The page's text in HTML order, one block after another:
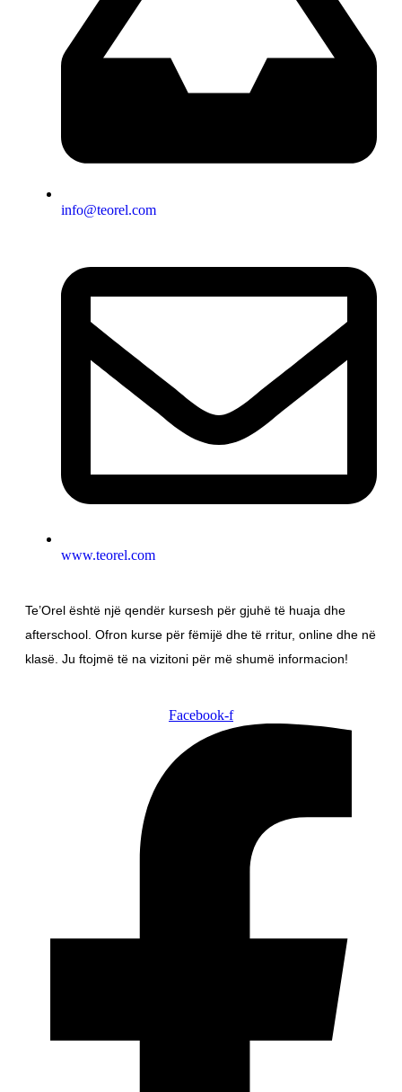
info@teorel.com
www.teorel.com
Te’Orel është një qendër kursesh për gjuhë të huaja dhe
afterschool. Ofron kurse për fëmijë dhe të rritur, online dhe në
klasë. Ju ftojmë të na vizitoni për më shumë informacion!
Facebook-f